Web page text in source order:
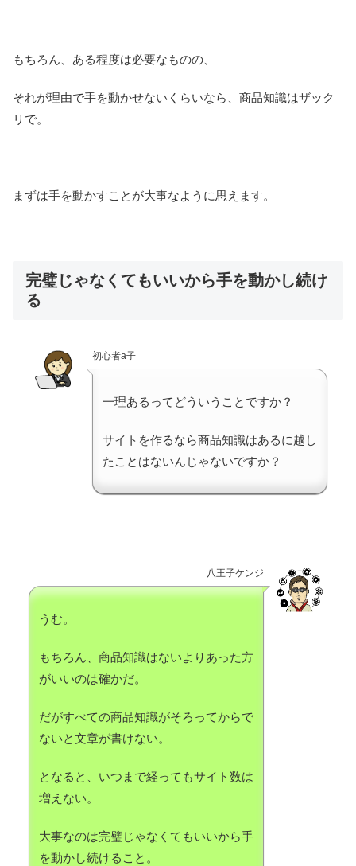
もちろん、ある程度は必要なものの、
それが理由で手を動かせないくらいなら、商品知識はザック
リで。
まずは手を動かすことが大事なように思えます。
完璧じゃなくてもいいから手を動かし続け
る
初心者a子
一理あるってどういうことですか？
サイトを作るなら商品知識はあるに越し
たことはないんじゃないですか？
八王子ケンジ
うむ。
もちろん、商品知識はないよりあった方
がいいのは確かだ。
だがすべての商品知識がそろってからで
ないと文章が書けない。
となると、いつまで経ってもサイト数は
増えない。
大事なのは完璧じゃなくてもいいから手
を動かし続けること。